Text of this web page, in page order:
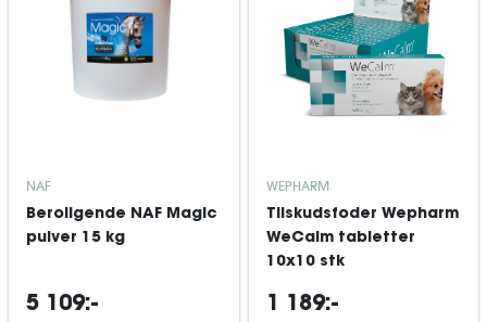
NAF
Beroligende NAF Magic
pulver 15 kg
5 109:-
WEPHARM
Tilskudsfoder Wepharm
WeCalm tabletter
10x10 stk
1 189:-